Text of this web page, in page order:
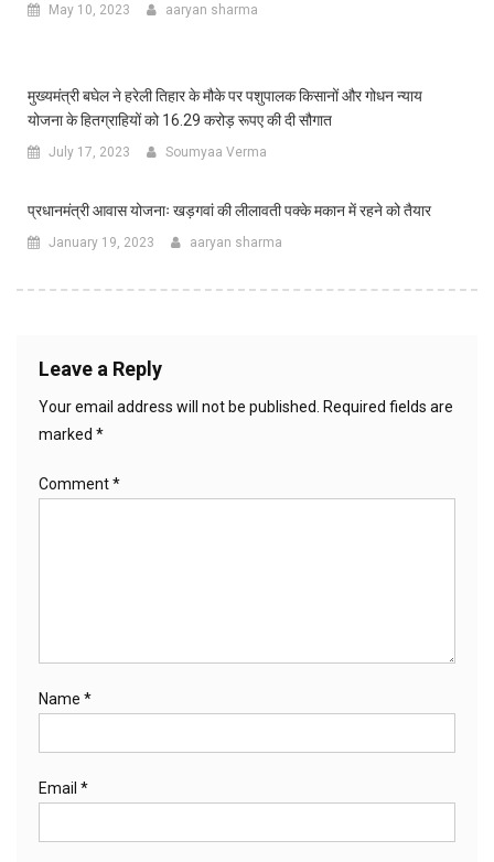
May 10, 2023 aaryan sharma
मुख्यमंत्री बघेल ने हरेली तिहार के मौके पर पशुपालक किसानों और गोधन न्याय
योजना के हितग्राहियों को 16.29 करोड़ रूपए की दी सौगात
July 17, 2023 Soumyaa Verma
प्रधानमंत्री आवास योजनाः खड़गवां की लीलावती पक्के मकान में रहने को तैयार
January 19, 2023 aaryan sharma
Leave a Reply
Your email address will not be published.
Required fields are
marked *
Comment*
Name *
Email *